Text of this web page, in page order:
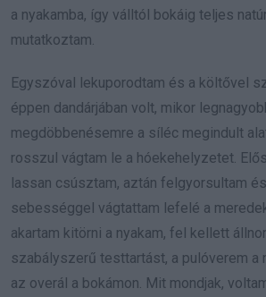
a nyakamba, így válltól bokáig teljes
mutatkoztam.
Egyszóval lekuporodtam és a költővel
éppen dandárjában volt, mikor
megdöbbenésemre a síléc megindult
rosszul vágtam le a hóekehelyzetet.
lassan csúsztam, aztán felgyorsultam
sebességgel vágtattam lefelé a
akartam kitörni a nyakam, fel kellett
szabályszerű testtartást, a pulóverem a
az overál a bokámon. Mit mondjak,